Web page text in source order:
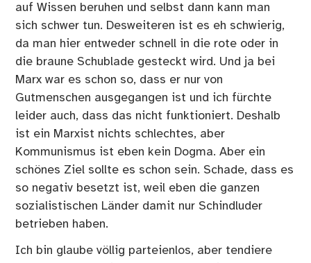
auf Wissen beruhen und selbst dann kann man
sich schwer tun. Desweiteren ist es eh schwierig,
da man hier entweder schnell in die rote oder in
die braune Schublade gesteckt wird. Und ja bei
Marx war es schon so, dass er nur von
Gutmenschen ausgegangen ist und ich fürchte
leider auch, dass das nicht funktioniert. Deshalb
ist ein Marxist nichts schlechtes, aber
Kommunismus ist eben kein Dogma. Aber ein
schönes Ziel sollte es schon sein. Schade, dass es
so negativ besetzt ist, weil eben die ganzen
sozialistischen Länder damit nur Schindluder
betrieben haben.
Ich bin glaube völlig parteienlos, aber tendiere